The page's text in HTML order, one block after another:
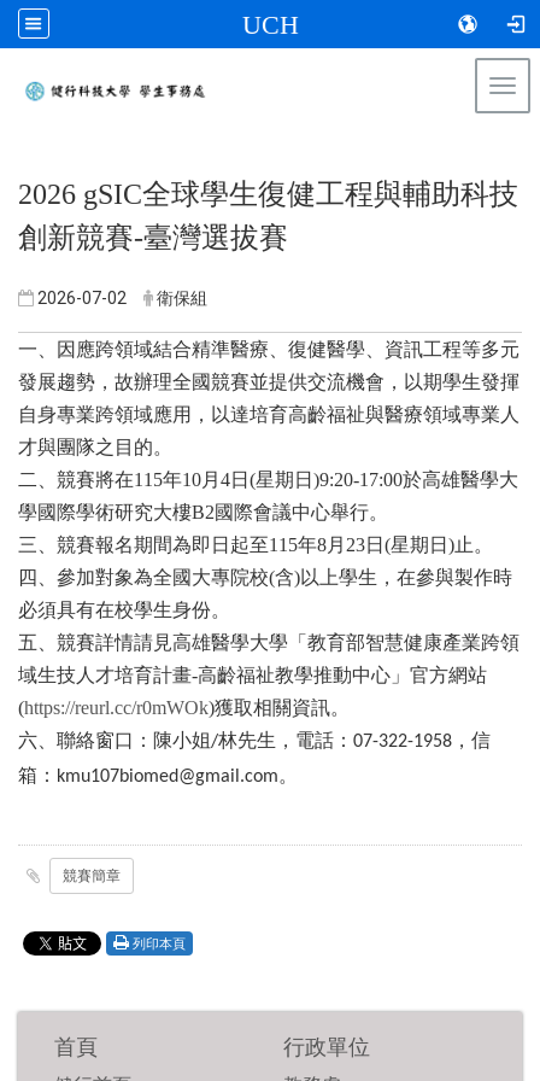
UCH
2026 gSIC全球學生復健工程與輔助科技
創新競賽-臺灣選拔賽
2026-07-02 衛保組
一、因應跨領域結合精準醫療、復健醫學、資訊工程等多元
發展趨勢，故辦理全國競賽並提供交流機會，以期學生發揮
自身專業跨領域應用，以達培育高齡福祉與醫療領域專業人
才與團隊之目的。
二、競賽將在115年10月 4日 (星期日 )9:20-17:00於高雄醫學大
學國際學術研究大樓B2國際會議中心舉行。
三、競賽報名期間為即日起至115年8月 23日 (星期日 )止。
四、參加對象為全國大專院校(含)以上學生，在參與製作時
必須具有在校學生身份。
五、競賽詳情請見高雄醫學大學「教育部智慧健康產業跨領
域生技人才培育計畫-高齡福祉教學推動中心」官方網站
(https://reurl.cc/r0mWOk)獲取相關資訊。
六、聯絡窗口：陳小姐/林先生，電話： 07-322-1958 ，信
箱： kmu107biomed@gmail.com。
競賽簡章
列印本頁
首頁 行政單位